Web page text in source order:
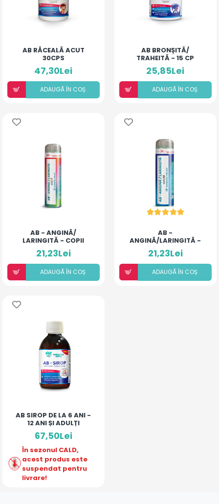
AB RĂCEALĂ ACUT
30CPS
47,30Lei
ADAUGÃ ÎN COȘ
AB BRONȘITĂ/
TRAHEITĂ - 15 CP
25,85Lei
ADAUGÃ ÎN COȘ
AB - ANGINĂ/
LARINGITĂ - COPII
(BILUȚE)
21,23Lei
ADAUGÃ ÎN COȘ
AB -
ANGINĂ/LARINGITĂ -
ADULȚI (BILUȚE)
21,23Lei
ADAUGÃ ÎN COȘ
AB SIROP DE LA 6 ANI -
12 ANI ȘI ADULȚI
67,50Lei
În sezonul CALD,
acest produs este
suspendat pentru
livrare!